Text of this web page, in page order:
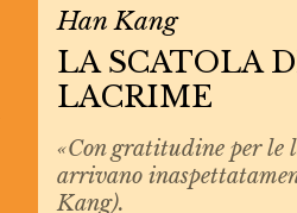
Han Kang
LA SCATOLA
LACRIME
«Con gratitudine per le
arrivano
Kang).